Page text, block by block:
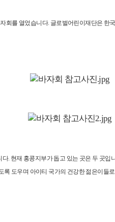
회를 열었습니다. 글로벌어린이재단은
현재 홍콩지부가 돕고 있는 곳은 두 곳
도우며 아이티 국가의 건강한 젊은이